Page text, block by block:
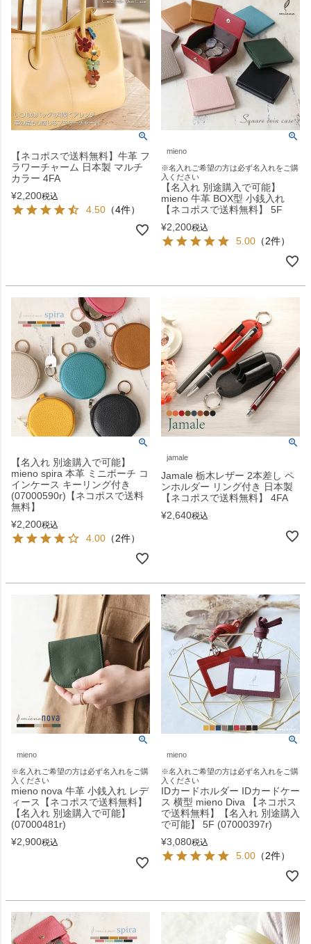
【ネコポスで送料無料】牛革 フ
ラワーチャーム 日本製 マルチ
カラー 4FA
¥2,200税込
4.50 （4件）
mieno
※名入れご希望の方は必ず名入れをご購
入ください
【名入れ 別途購入で可能】
mieno 牛革 BOX型 小銭入れ
【ネコポスで送料無料】 5F
¥2,200税込
5.00 （2件）
【名入れ 別途購入で可能】
mieno spira 本革 ミニポーチ コ
インケース キーリング付き
(07000590r)【ネコポスで送料
無料】
¥2,200税込
4.00 （2件）
jamale
Jamale 栃木レザー 2本差し ペ
ンホルダー リング付き 日本製
【ネコポスで送料無料】 4FA
¥2,640税込
mieno
※名入れご希望の方は必ず名入れをご購
入ください
mieno nova 牛革 小銭入れ レデ
ィース【ネコポスで送料無料】
【名入れ 別途購入で可能】
(07000481r)
¥2,900税込
mieno
※名入れご希望の方は必ず名入れをご購
入ください
IDカードホルダー IDカードケー
ス 横型 mieno Diva 【ネコポス
で送料無料】【名入れ 別途購入
で可能】 5F (07000397r)
¥3,080税込
5.00 （2件）